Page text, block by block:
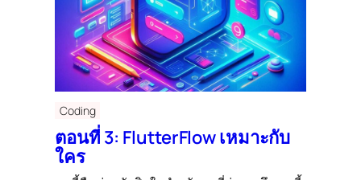
Coding
ตอนที่ 3: FlutterFlow เหมาะกับ
ใคร